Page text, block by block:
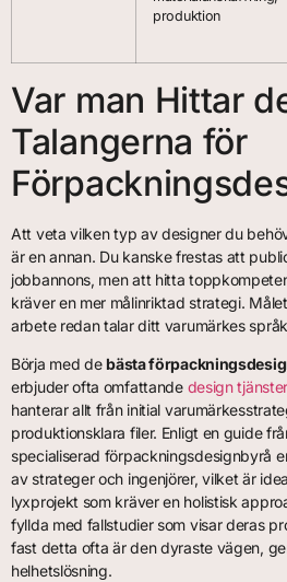
produktion
Var man Hittar
Talangerna för
Att veta vilken typ av designer du
är en annan. Du kanske frestas att
jobbannons, men att hitta
kräver en mer målinriktad strategi.
arbete redan talar ditt varumärkes
Börja med debästa
erbjuder ofta omfattande design
hanterar allt från initial
produktionsklara filer. Enligt en guide
specialiserad förpackningsdesignbyrå
av strateger och ingenjörer, vilket är
lyxprojekt som kräver en holistisk
fyllda med fallstudier som visar deras
fast detta ofta är den dyraste vägen,
helhetslösning.